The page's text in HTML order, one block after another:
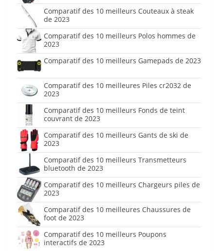
Comparatif des 10 meilleurs Couteaux à steak
de 2023
Comparatif des 10 meilleurs Polos hommes de
2023
Comparatif des 10 meilleurs Gamepads de 2023
Comparatif des 10 meilleures Piles cr2032 de
2023
Comparatif des 10 meilleurs Fonds de teint
couvrant de 2023
Comparatif des 10 meilleurs Gants de ski de
2023
Comparatif des 10 meilleurs Transmetteurs
bluetooth de 2023
Comparatif des 10 meilleurs Chargeurs piles de
2023
Comparatif des 10 meilleures Chaussures de
foot de 2023
Comparatif des 10 meilleurs Poupons
interactifs de 2023